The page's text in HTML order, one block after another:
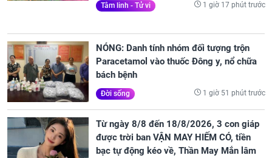
Tâm linh - Tử vi 1 giờ 17 phút trước
NÓNG: Danh tính nhóm đối tượng trộn
Paracetamol vào thuốc Đông y, nổ chữa
bách bệnh
Đời sống 1 giờ 51 phút trước
Từ ngày 8/8 đến 18/8/2026, 3 con giáp
được trời ban VẬN MAY HIẾM CÓ, tiền
bạc tự động kéo về, Thần May Mắn lâm